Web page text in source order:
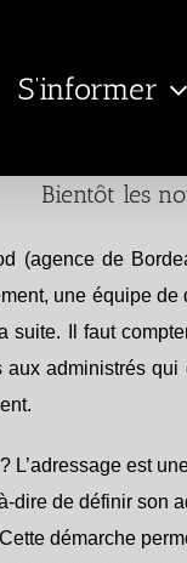
S’informer
Bientôt les
(agence de
une équipe
suite. Il faut
aux administrés
L’adressage est
dire de définir son
démarche